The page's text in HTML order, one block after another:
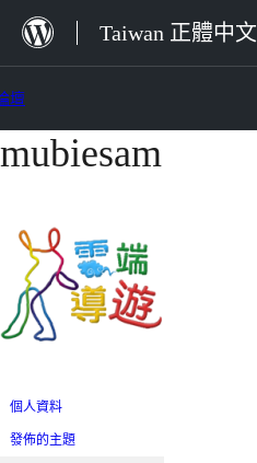
內
Taiwan 正體中文
壇
跳
容
mubiesam
個人資料
發佈的主題